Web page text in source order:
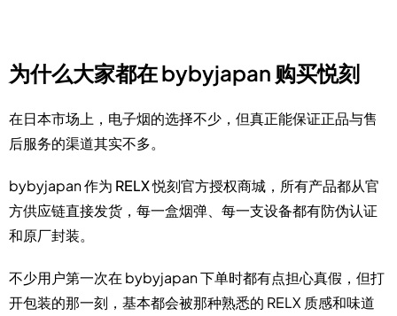
为什么大家都在 bybyjapan 购买悦刻
在日本市场上，电子烟的选择不少，但真正能保证正品与售
后服务的渠道其实不多。
bybyjapan 作为 RELX 悦刻官方授权商城 ，所有产品都从官
方供应链直接发货，每一盒烟弹、每一支设备都有防伪认证
和原厂封装。
不少用户第一次在 bybyjapan 下单时都有点担心真假，但打
开包装的那一刻，基本都会被那种熟悉的 RELX 质感和味道